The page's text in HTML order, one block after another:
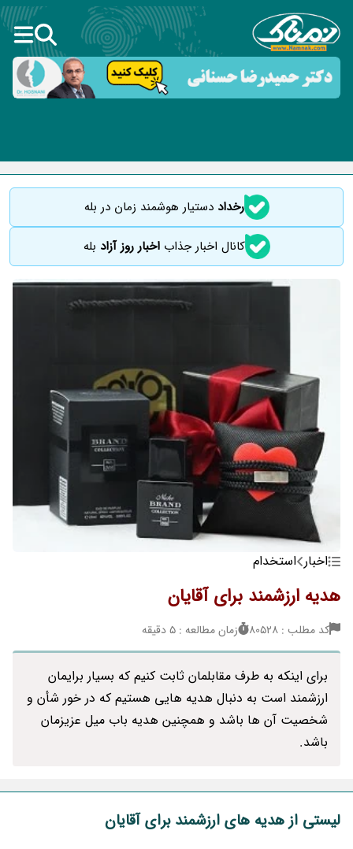
رخداددستیار هوشمند زمان در بله
کانال اخبار جذاباخبار روز آزاد بله
اخبار استخدام
هدیه ارزشمند برای آقایان
کد مطلب : 80528 زمان مطالعه : 5 دقیقه
برای اینکه به طرف مقابلمان ثابت کنیم که بسیار برایمان
ارزشمند است به دنبال هدیه هایی هستیم که در خور شأن و
شخصیت آن ها باشد و همچنین هدیه باب میل عزیزمان
باشد.
لیستی از هدیه های ارزشمند برای آقایان